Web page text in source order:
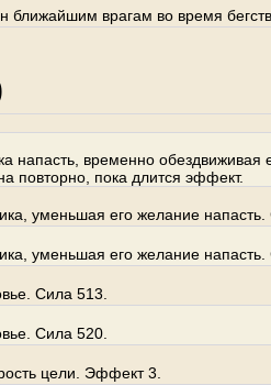
ближайшим врагам во время
напасть, временно обездвиживая
повторно, пока длится эффект.
уменьшая его желание
уменьшая его желание
Сила 513.
Сила 520.
цели. Эффект 3.